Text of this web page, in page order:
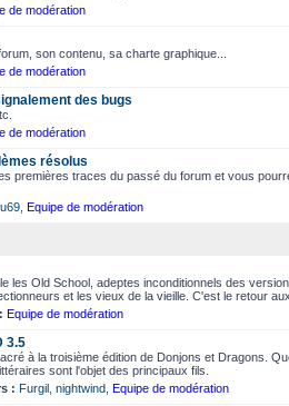
de modération
son contenu, sa charte graphique...
de modération
des bugs
de modération
résolus
premières traces du passé du forum et vous
Equipe de modération
les Old School, adeptes inconditionnels des
et les vieux de la vieille. C'est le retour
Equipe de modération
3.5
à la troisième édition de Donjons et Dragons.
sont l'objet des principaux fils.
: Furgil nightwind Equipe de modération